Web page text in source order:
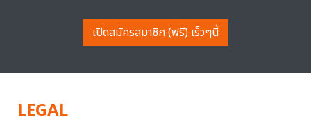
เปิดสมัครสมาชิก (ฟรี) เร็วๆนี้
LEGAL